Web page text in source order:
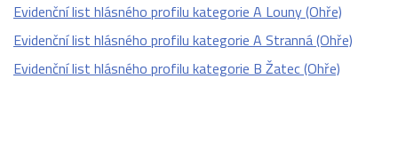
Evidenční list hlásného profilu kategorie A Louny (Ohře)
Evidenční list hlásného profilu kategorie A Stranná (Ohře)
Evidenční list hlásného profilu kategorie B Žatec (Ohře)